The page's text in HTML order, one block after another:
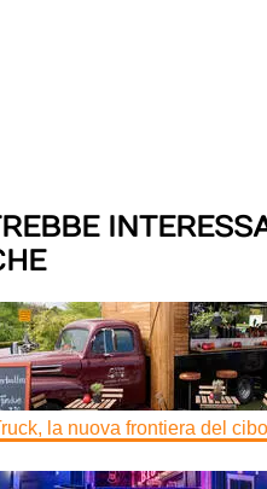
la nuova frontiera del